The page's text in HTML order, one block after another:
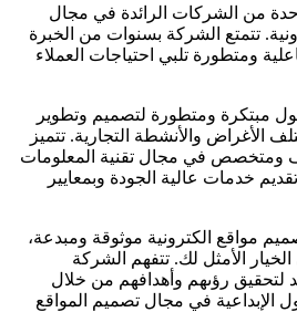
من الشركات الرائدة في مجال
تتمتع الشركة بسنوات من الخبرة
ومتطورة تلبي احتياجات العملاء
مبتكرة ومتطورة لتصميم وتطوير
الأغراض والأنشطة التجارية. تتميز
ومتخصص في مجال تقنية المعلومات
خدمات عالية الجودة وبمعايير
مواقع الكترونية موثوقة ومبدعة،
الأمثل لك. تتفهم الشركة
لتحقيق رؤىهم وأهدافهم من خلال
الإبداعية في مجال تصميم المواقع